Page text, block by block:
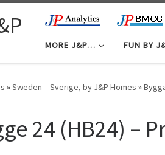
MORE J&P… FUN BY
»Sweden – Sverige, by J&P Homes »
24 (HB24) –